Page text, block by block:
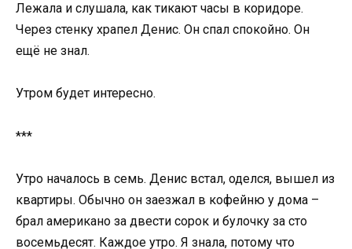
Лежала и слушала, как тикают часы в коридоре.
Через стенку храпел Денис. Он спал спокойно. Он
ещё не знал.
Утром будет интересно.
***
Утро началось в семь. Денис встал, оделся, вышел из
квартиры. Обычно он заезжал в кофейню у дома –
брал американо за двести сорок и булочку за сто
восемьдесят. Каждое утро. Я знала, потому что